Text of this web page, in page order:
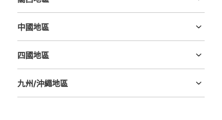
横浜ワールドポーターズ2階コインロッカ
ー
从横浜ワールドポーターズ站步行0分钟。
本日營業時間
横浜ワールドポーターズの2階にあるタリーズの向かい側
に設置されてます。
中國地區
四國地區
九州/沖繩地區